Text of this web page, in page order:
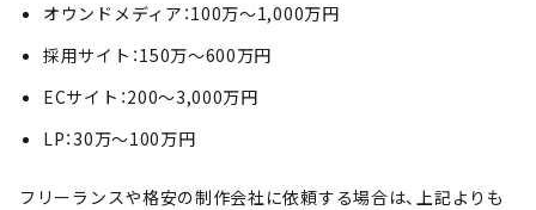
オウンドメディア：100万～1,000万円
採用サイト：150万～600万円
ECサイト：200～3,000万円
LP：30万〜100万円
フリーランスや格安の制作会社に依頼する場合は、上記よりも